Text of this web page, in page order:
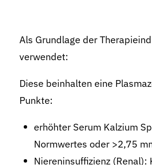
Als Grundlage der
verwendet:
Diese beinhalten eine
Punkte:
erhöhter Serum Kalzium
Normwertes oder >2,75
Niereninsuffizienz